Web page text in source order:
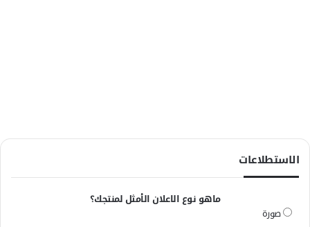
الاستطلاعات
ماهو نوع الاعلان الأمثل لمنتجك؟
صورة